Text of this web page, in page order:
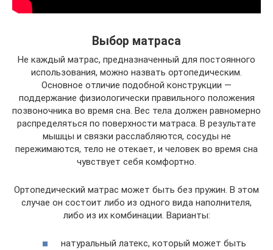
Выбор матраса
Не каждый матрас, предназначенный для постоянного
использования, можно назвать ортопедическим.
Основное отличие подобной конструкции —
поддержание физиологически правильного положения
позвоночника во время сна. Вес тела должен равномерно
распределяться по поверхности матраса. В результате
мышцы и связки расслабляются, сосуды не
пережимаются, тело не отекает, и человек во время сна
чувствует себя комфортно.
Ортопедический матрас может быть без пружин. В этом
случае он состоит либо из одного вида наполнителя,
либо из их комбинации. Варианты:
натуральный латекс, который может быть